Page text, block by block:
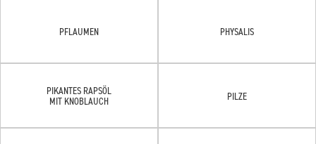
PFLAUMEN PHYSALIS
PIKANTES RAPSÖL
MIT KNOBLAUCH
PILZE